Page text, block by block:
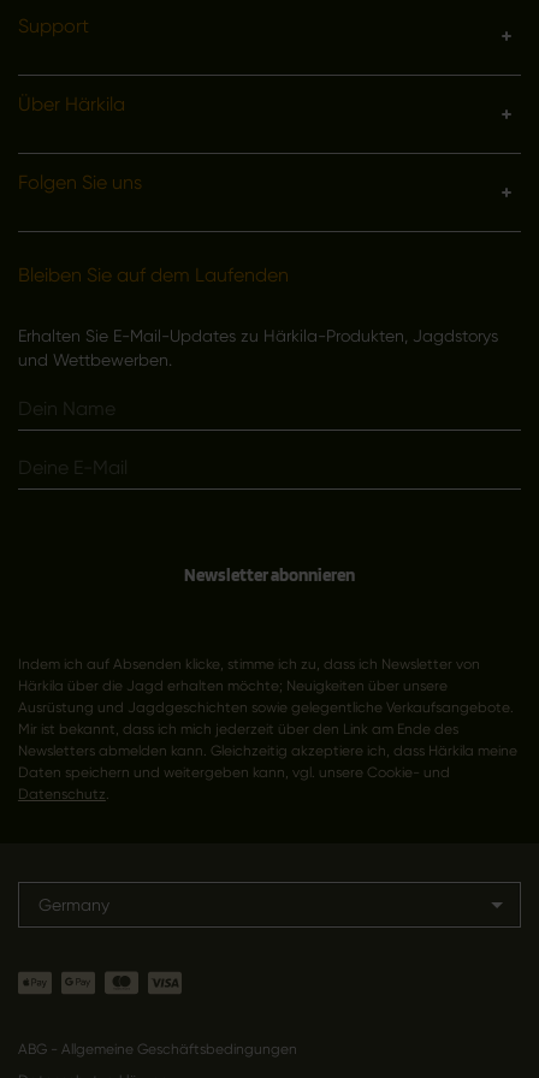
Support
Über Härkila
Folgen Sie uns
Bleiben Sie auf dem Laufenden
Erhalten Sie E-Mail-Updates zu Härkila-Produkten, Jagdstorys
und Wettbewerben.
Newsletter abonnieren
Indem ich auf Absenden klicke, stimme ich zu, dass ich Newsletter von
Härkila über die Jagd erhalten möchte; Neuigkeiten über unsere
Ausrüstung und Jagdgeschichten sowie gelegentliche Verkaufsangebote.
Mir ist bekannt, dass ich mich jederzeit über den Link am Ende des
Newsletters abmelden kann. Gleichzeitig akzeptiere ich, dass Härkila meine
Daten speichern und weitergeben kann, vgl. unsere Cookie- und
Datenschutz.
Germany
ABG - Allgemeine Geschäftsbedingungen